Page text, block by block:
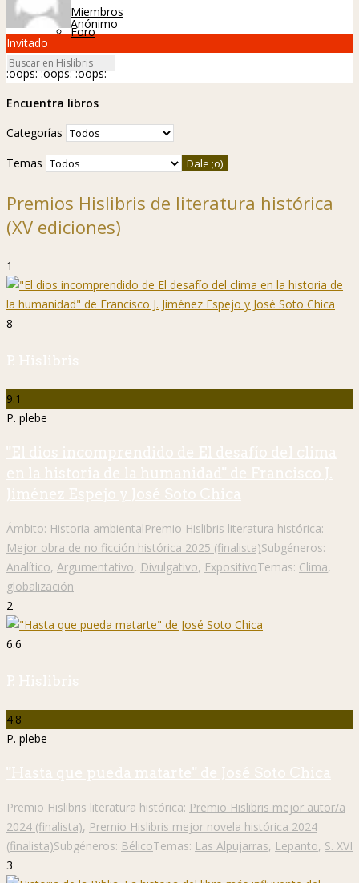
Miembros
Foro
Anónimo
Invitado
:oops: :oops: :oops:
Encuentra libros
Categorías
Temas
Premios Hislibris de literatura histórica
(XV ediciones)
1
8
P. Hislibris
9.1
P. plebe
"El dios incomprendido de El desafío del clima
en la historia de la humanidad" de Francisco J.
Jiménez Espejo y José Soto Chica
Ámbito: Historia ambientalPremio Hislibris literatura histórica:
Mejor obra de no ficción histórica 2025 (finalista)Subgéneros:
Analítico, Argumentativo, Divulgativo, ExpositivoTemas: Clima,
globalización
2
6.6
P. Hislibris
4.8
P. plebe
"Hasta que pueda matarte" de José Soto Chica
Premio Hislibris literatura histórica: Premio Hislibris mejor autor/a
2024 (finalista), Premio Hislibris mejor novela histórica 2024
(finalista)Subgéneros: BélicoTemas: Las Alpujarras, Lepanto, S. XVI
3